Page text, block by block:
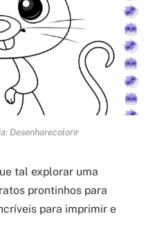
Desenharecolorir
tal explorar uma
prontinhos para
para imprimir e